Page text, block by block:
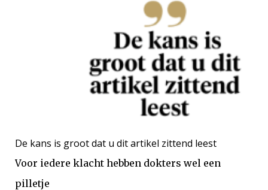
De kans is groot dat u dit artikel zittend leest
Voor iedere klacht hebben dokters wel een
pilletje